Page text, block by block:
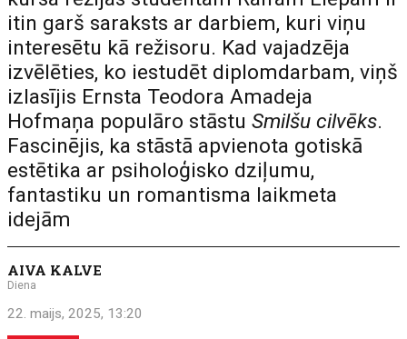
itin garš saraksts ar darbiem, kuri viņu
interesētu kā režisoru. Kad vajadzēja
izvēlēties, ko iestudēt diplomdarbam, viņš
izlasījis Ernsta Teodora Amadeja
Hofmaņa populāro stāstuSmilšu cilvēks.
Fascinējis, ka stāstā apvienota gotiskā
estētika ar psiholoģisko dziļumu,
fantastiku un romantisma laikmeta
idejām
AIVA KALVE
Diena
22. maijs, 2025, 13:20